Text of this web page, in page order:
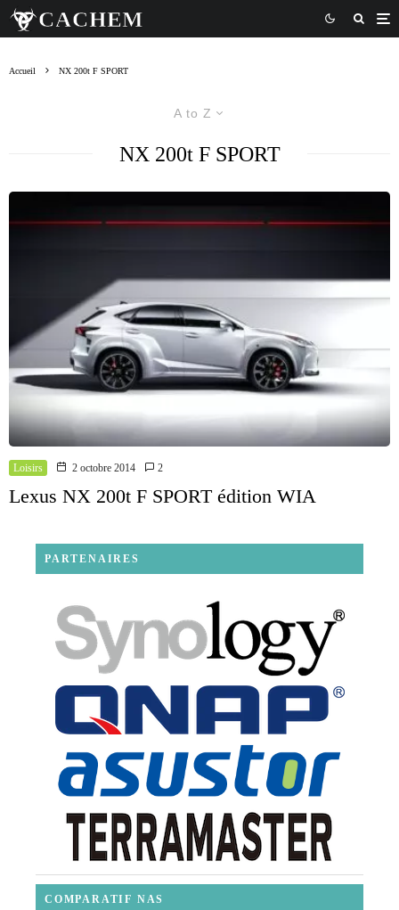
Accueil NX 200t F SPORT
A to Z
NX 200t F SPORT
Loisirs 2 octobre 2014 2
Lexus NX 200t F SPORT édition WIA
PARTENAIRES
COMPARATIF NAS